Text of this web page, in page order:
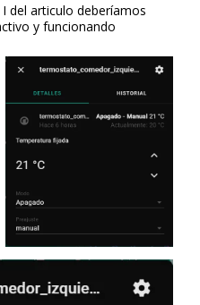
del articulo deberíamos
y funcionando